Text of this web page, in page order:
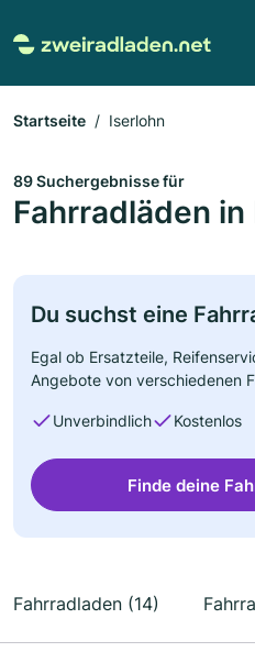
Startseite Iserlohn
89 Suchergebnisse für
Fahrradläden
Du suchst eine
Egal ob Ersatzteile,
Angebote von verschiedenen
Unverbindlich Kostenlos
Finde deine
Fahrradladen (14)